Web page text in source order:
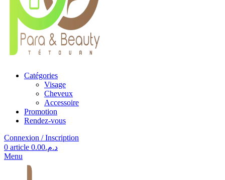
Catégories
Visage
Cheveux
Accessoire
Promotion
Rendez-vous
Connexion / Inscription
0 article د.م.0.00
Menu